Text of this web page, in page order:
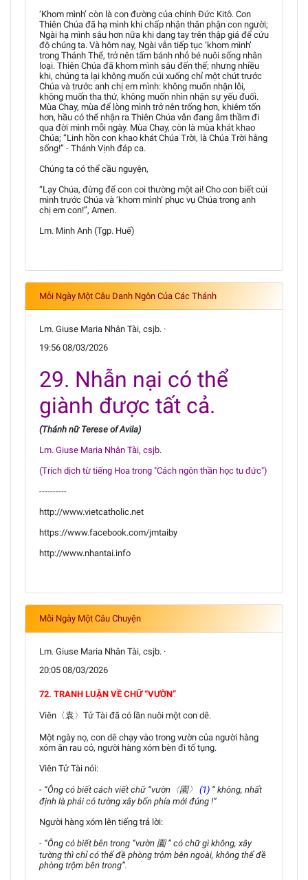
‘Khom mình’ còn là con đường của chính Đức Kitô. Con
Thiên Chúa đã hạ mình khi chấp nhận thân phận con người;
Ngài hạ mình sâu hơn nữa khi dang tay trên thập giá để cứu
độ chúng ta. Và hôm nay, Ngài vẫn tiếp tục ‘khom mình’
trong Thánh Thể, trở nên tấm bánh nhỏ bé nuôi sống nhân
loại. Thiên Chúa đã khom mình sâu đến thế; nhưng nhiều
khi, chúng ta lại không muốn cúi xuống chỉ một chút trước
Chúa và trước anh chị em mình: không muốn nhận lỗi,
không muốn tha thứ, không muốn nhìn nhận sự yếu đuối.
Mùa Chay, mùa để lòng mình trở nên trống hơn, khiêm tốn
hơn, hầu có thể nhận ra Thiên Chúa vẫn đang âm thầm đi
qua đời mình mỗi ngày. Mùa Chay, còn là mùa khát khao
Chúa; “Linh hồn con khao khát Chúa Trời, là Chúa Trời hằng
sống!” - Thánh Vịnh đáp ca.
Chúng ta có thể cầu nguyện,
“Lạy Chúa, đừng để con coi thường một ai! Cho con biết cúi
mình trước Chúa và ‘khom mình’ phục vụ Chúa trong anh
chị em con!”, Amen.
Lm. Minh Anh (Tgp. Huế)
Mỗi Ngày Một Câu Danh Ngôn Của Các Thánh
Lm. Giuse Maria Nhân Tài, csjb. ·
19:56 08/03/2026
29. Nhẫn nại có thể
giành được tất cả.
(Thánh nữ Terese of Avila)
Lm. Giuse Maria Nhân Tài, csjb.
(Trích dịch từ tiếng Hoa trong "Cách ngôn thần học tu đức")
----------
http://www.vietcatholic.net
https://www.facebook.com/jmtaiby
http://www.nhantai.info
Mỗi Ngày Một Câu Chuyện
Lm. Giuse Maria Nhân Tài, csjb. ·
20:05 08/03/2026
72. TRANH LUẬN VỀ CHỮ “VƯỜN”
Viên〈袁〉Tử Tài đã có lần nuôi một con dê.
Một ngày nọ, con dê chạy vào trong vườn của người hàng
xóm ăn rau cỏ, người hàng xóm bèn đi tố tụng.
Viên Tử Tài nói:
- “Ông có biết cách viết chữ “vườn〈園〉 (1) ” không, nhất
định là phải có tường xây bốn phía mới đúng !”
Người hàng xóm lên tiếng trả lời:
- “Ông có biết bên trong “vườn 園 ” có chữ gì không, xây
tường thì chỉ có thể đề phòng trộm bên ngoài, không thể đề
phòng trộm bên trong”.